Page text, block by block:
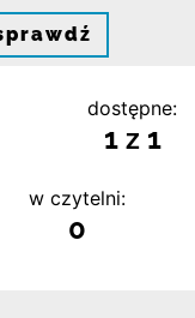
dostępne:
1 z 1
w czytelni:
0